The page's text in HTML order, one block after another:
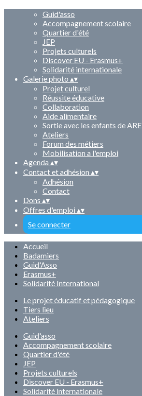
Guid'asso
Accompagnement scolaire
Quartier d'été
JEP
Projets culturels
Discover EU - Erasmus+
Solidarité internationale
Galerie photo ▴▾
Projet culturel
Réussite éducative
Collaboration
Aide alimentaire
Sortie avec les enfants de ARE
Ateliers
Forum des métiers
Mobilisation a l'emploi
Agenda ▴▾
Contact et adhésion ▴▾
Adhésion
Contact
Dons ▴▾
Offres d'emploi ▴▾
Se connecter
Accueil
Badamiers
Guid'Asso
Erasmus+
Solidarité International
Le projet éducatif et pédagogique
Tiers lieu
Ateliers
Guid'asso
Accompagnement scolaire
Quartier d'été
JEP
Projets culturels
Discover EU - Erasmus+
Solidarité internationale